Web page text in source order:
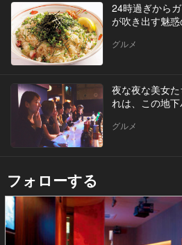
24時過ぎから
が吹き出す魅
グルメ
夜な夜な美女
れは、この地下
グルメ
フォローする